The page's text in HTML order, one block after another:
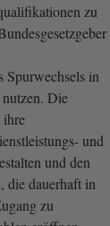
zu
Spurwechsels in
Die
ihre
und
und den
die dauerhaft in
zu